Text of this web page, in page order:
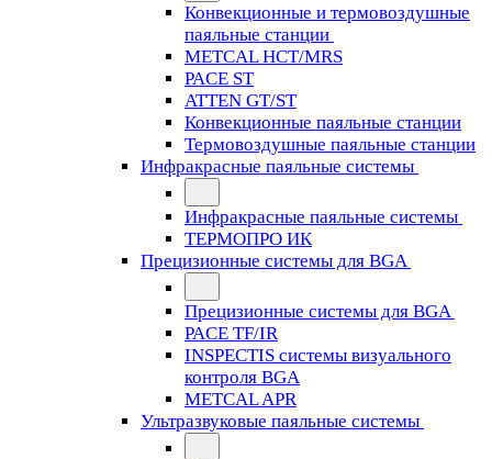
Конвекционные и термовоздушные
паяльные станции
METCAL HCT/MRS
PACE ST
ATTEN GT/ST
Конвекционные паяльные станции
Термовоздушные паяльные станции
Инфракрасные паяльные системы
Инфракрасные паяльные системы
ТЕРМОПРО ИК
Прецизионные системы для BGA
Прецизионные системы для BGA
PACE TF/IR
INSPECTIS системы визуального
контроля BGA
METCAL APR
Ультразвуковые паяльные системы